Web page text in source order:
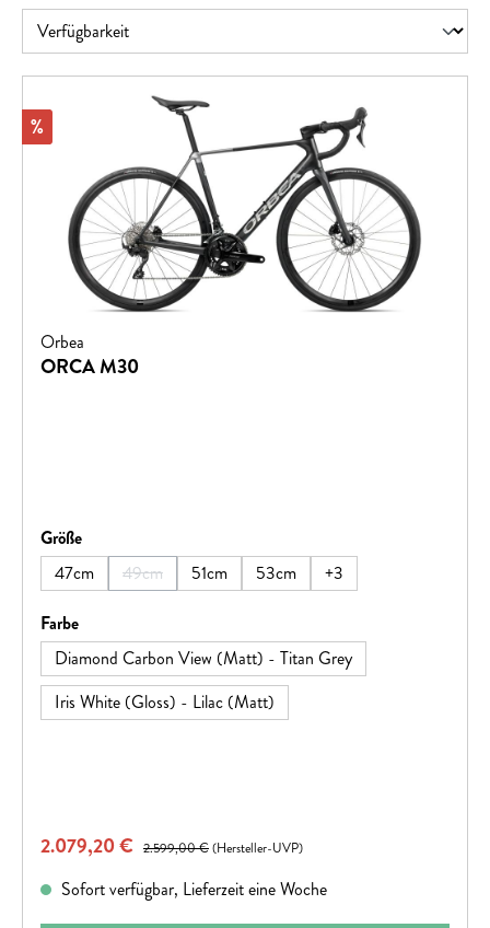
Rabatt
%
Orbea
ORCA M30
Größeauswählen
47cm
49cm
(Diese Option ist zurzeit nicht verfügbar.)
51cm 53cm +3
Farbeauswählen
Diamond Carbon View (Matt) - Titan Grey
Iris White (Gloss) - Lilac (Matt)
Verkaufspreis:
2.079,20 € Regulärer Preis:
2.599,00 €(Hersteller-UVP)
Sofort verfügbar, Lieferzeit eine Woche